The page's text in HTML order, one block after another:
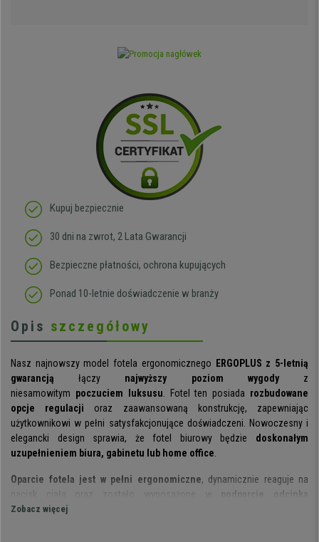
Kupuj bezpiecznie
30 dni na zwrot, 2 Lata Gwarancji
Bezpieczne płatności, ochrona kupujących
Ponad 10-letnie doświadczenie w branży
Opis szczegółowy
Nasz najnowszy model fotela ergonomicznego ERGOPLUS z 5-letnią
gwarancją
łączy najwyższy poziom wygody
z
niesamowitym poczuciem luksusu . Fotel ten posiada rozbudowane
opcje regulacji oraz zaawansowaną konstrukcję, zapewniając
użytkownikowi w pełni satysfakcjonujące doświadczeni. Nowoczesny i
elegancki design sprawia, że fotel biurowy będzie
doskonałym
uzupełnieniem biura, gabinetu lub home office
Oparcie fotela jest w pełni ergonomiczne, dynamicznie reaguje na
nacisk ciała oraz zostało wyposażone w
lędźwiowegoi
Zobacz więcej